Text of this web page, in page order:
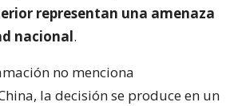
representan una amenaza
nacional.
no menciona
la decisión se produce en un